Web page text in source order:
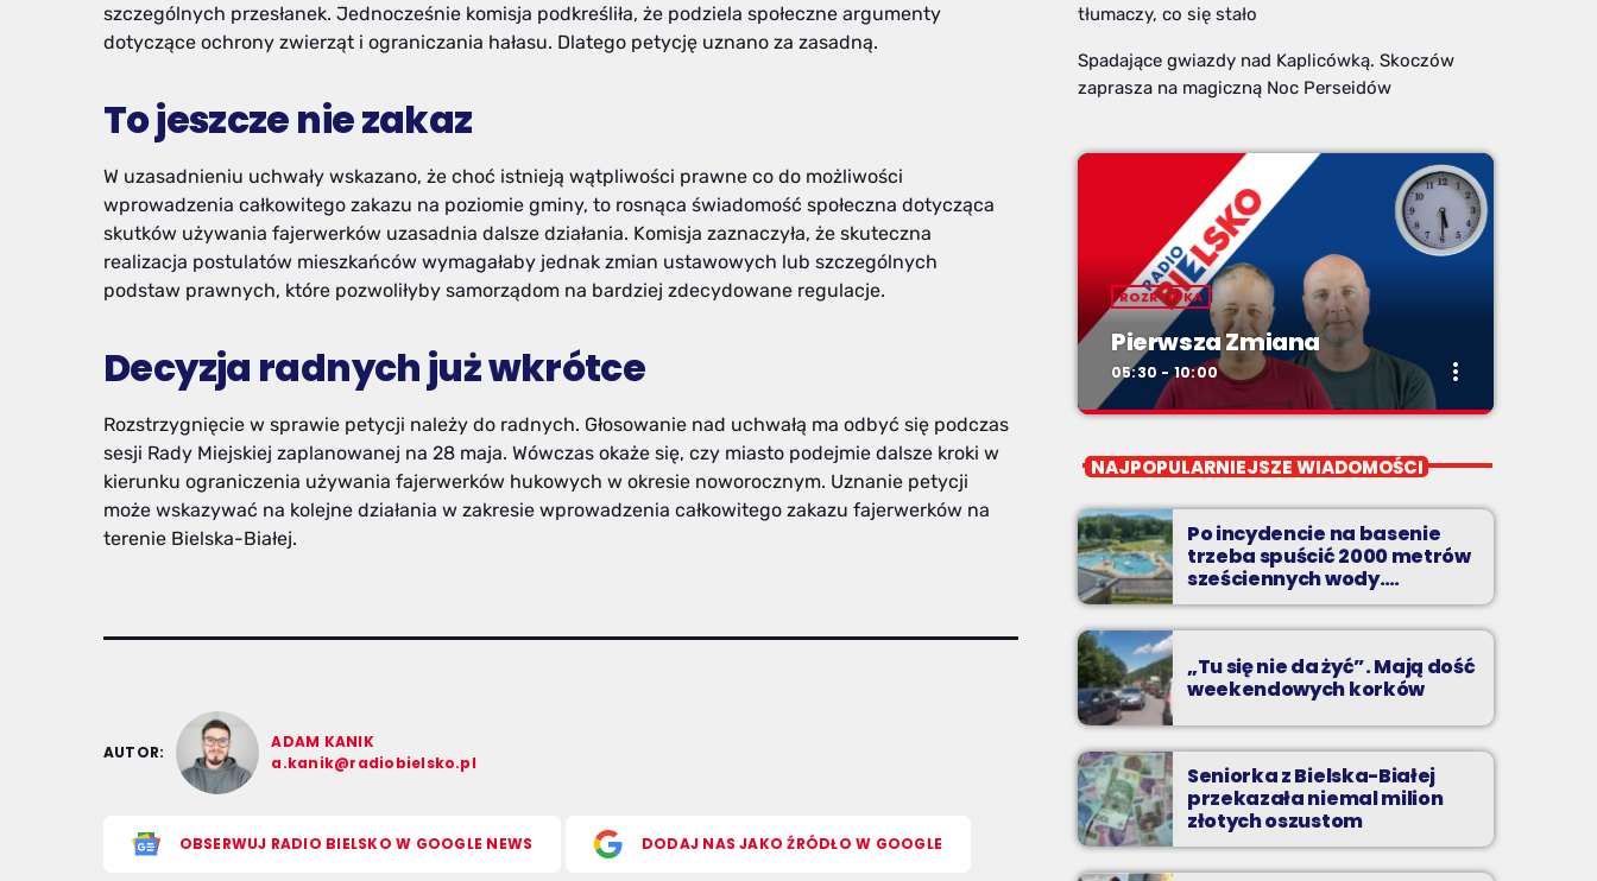
szczególnych przesłanek. Jednocześnie komisja podkreśliła, że podziela społeczne argumenty
dotyczące ochrony zwierząt i ograniczania hałasu. Dlatego petycję uznano za zasadną.
To jeszcze nie zakaz
W uzasadnieniu uchwały wskazano, że choć istnieją wątpliwości prawne co do możliwości
wprowadzenia całkowitego zakazu na poziomie gminy, to rosnąca świadomość społeczna dotycząca
skutków używania fajerwerków uzasadnia dalsze działania. Komisja zaznaczyła, że skuteczna
realizacja postulatów mieszkańców wymagałaby jednak zmian ustawowych lub szczególnych
podstaw prawnych, które pozwoliłyby samorządom na bardziej zdecydowane regulacje.
Decyzja radnych już wkrótce
Rozstrzygnięcie w sprawie petycji należy do radnych. Głosowanie nad uchwałą ma odbyć się podczas
sesji Rady Miejskiej zaplanowanej na 28 maja. Wówczas okaże się, czy miasto podejmie dalsze kroki w
kierunku ograniczenia używania fajerwerków hukowych w okresie noworocznym. Uznanie petycji
może wskazywać na kolejne działania w zakresie wprowadzenia całkowitego zakazu fajerwerków na
terenie Bielska-Białej.
AUTOR:
ADAM KANIK
a.kanik@radiobielsko.pl
OBSERWUJ RADIO BIELSKO W GOOGLE NEWS DODAJ NAS JAKO ŹRÓDŁO W GOOGLE
tłumaczy, co się stało
Spadające gwiazdy nad Kaplicówką. Skoczów
zaprasza na magiczną Noc Perseidów
ROZRYWKA
Pierwsza Zmiana
05:30 - 10:00 more_vert
Pierwsza Zmiana
Codziennie od poniedziałku do piątku od 5:30
do 10.
NAJPOPULARNIEJSZE WIADOMOŚCI
Po incydencie na basenie
trzeba spuścić 2000 metrów
sześciennych wody.
„Ogromne koszty i ogromna
praca”
„Tu się nie da żyć”. Mają dość
weekendowych korków
Seniorka z Bielska-Białej
przekazała niemal milion
złotych oszustom